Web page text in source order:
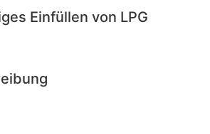
Einfüllen von LPG